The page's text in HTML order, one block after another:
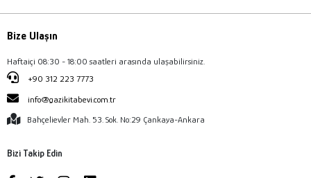
Bize Ulaşın
Haftaiçi 08:30 - 18:00 saatleri arasında ulaşabilirsiniz.
+90 312 223 7773
info@gazikitabevi.com.tr
Bahçelievler Mah. 53. Sok. No:29 Çankaya-Ankara
Bizi Takip Edin